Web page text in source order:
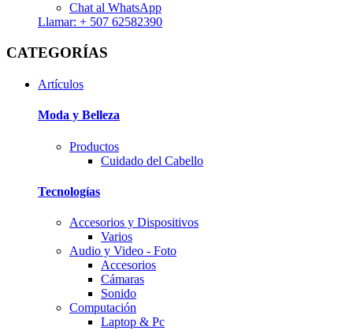
Chat al WhatsApp
Llamar: + 507 62582390
CATEGORÍAS
Artículos
Moda y Belleza
Productos
Cuidado del Cabello
Tecnologí­as
Accesorios y Dispositivos
Varios
Audio y Video - Foto
Accesorios
Cámaras
Sonido
Computación
Laptop & Pc